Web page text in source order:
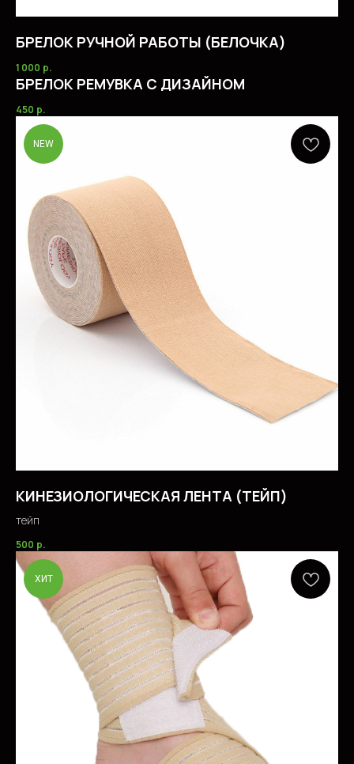
БРЕЛОК РУЧНОЙ РАБОТЫ (БЕЛОЧКА)
1 000 р.
БРЕЛОК РЕМУВКА С ДИЗАЙНОМ
450 р.
NEW
КИНЕЗИОЛОГИЧЕСКАЯ ЛЕНТА (ТЕЙП)
тейп
500 р.
ХИТ